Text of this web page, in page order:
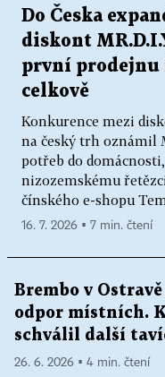
Do Česka
diskont
první prodejnu
celkově
Konkurence mezi
na český trh oznámil
potřeb do
nizozemskému
čínského e-shopu
16. 7. 2026 ▪ 7 min. čtení
Brembo v
odpor místních.
schválil další
26. 6. 2026 ▪ 4 min. čtení